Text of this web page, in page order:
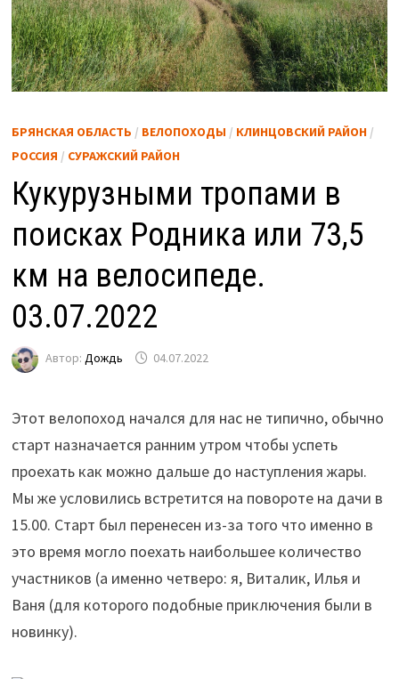
БРЯНСКАЯ ОБЛАСТЬ / ВЕЛОПОХОДЫ / КЛИНЦОВСКИЙ РАЙОН/
РОССИЯ / СУРАЖСКИЙ РАЙОН
Кукурузными тропами в
поисках Родника или 73,5
км на велосипеде.
03.07.2022
Автор: Дождь 04.07.2022
Этот велопоход начался для нас не типично, обычно
старт назначается ранним утром чтобы успеть
проехать как можно дальше до наступления жары.
Мы же условились встретится на повороте на дачи в
15.00. Старт был перенесен из-за того что именно в
это время могло поехать наибольшее количество
участников (а именно четверо: я, Виталик, Илья и
Ваня (для которого подобные приключения были в
новинку).